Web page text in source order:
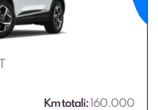
Km totali:160.000